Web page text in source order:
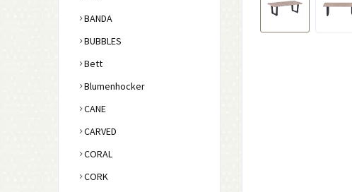
BANDA
BUBBLES
Bett
Blumenhocker
CANE
CARVED
CORAL
CORK